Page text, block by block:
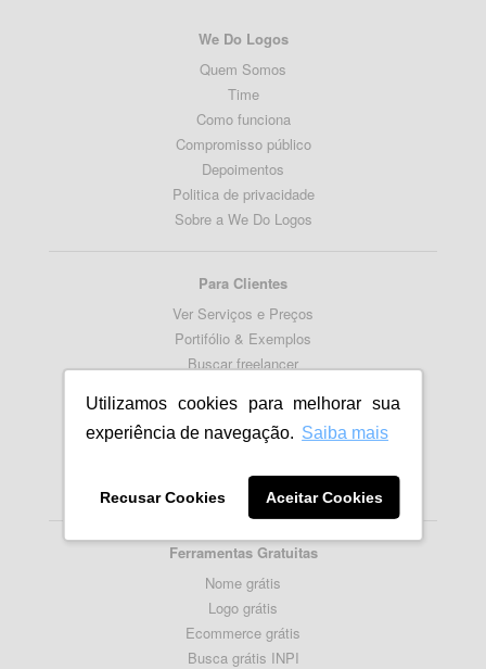
Utilizamos cookies para melhorar sua
experiência de navegação. Saiba mais
Recusar Cookies Aceitar Cookies
We Do Logos
Quem Somos
Time
Como funciona
Compromisso público
Depoimentos
Politica de privacidade
Sobre a We Do Logos
Para Clientes
Ver Serviços e Preços
Portifólio & Exemplos
Buscar freelancer
Importancia da Logomarca
Como fazer um Logotipo
Ferramentas Gratuitas
Nome grátis
Logo grátis
Ecommerce grátis
Busca grátis INPI